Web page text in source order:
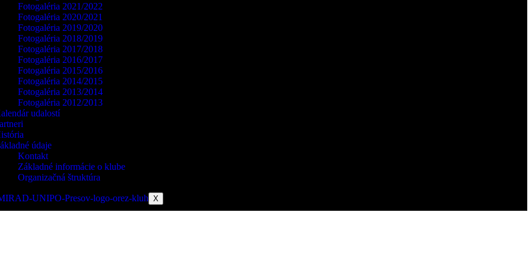
Fotogaléria 2021/2022
Fotogaléria 2020/2021
Fotogaléria 2019/2020
Fotogaléria 2018/2019
Fotogaléria 2017/2018
Fotogaléria 2016/2017
Fotogaléria 2015/2016
Fotogaléria 2014/2015
Fotogaléria 2013/2014
Fotogaléria 2012/2013
udalostí
údaje
Kontakt
Základné informácie o klube
Organizačná štruktúra
X